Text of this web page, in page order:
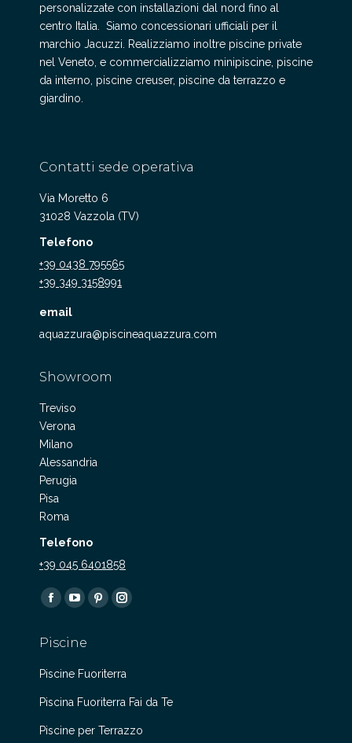
personalizzate con installazioni dal nord fino al
centro Italia. Siamo concessionari ufficiali per il
marchio Jacuzzi. Realizziamo inoltre piscine private
nel Veneto, e commercializziamo minipiscine, piscine
da interno, piscine creuser, piscine da terrazzo e
giardino.
Contatti sede operativa
Via Moretto 6
31028 Vazzola (TV)
Telefono
+39 0438 795565
+39 349 3158991
email
aquazzura@piscineaquazzura.com
Showroom
Treviso
Verona
Milano
Alessandria
Perugia
Pisa
Roma
Telefono
+39 045 6401858
Find us on:
Facebook
opens
in
window
YouTube
opens
in
window
Pinterest
in
window
Instagram
in
window
Piscine
Piscine Fuoriterra
Piscina Fuoriterra Fai da Te
Piscine per Terrazzo